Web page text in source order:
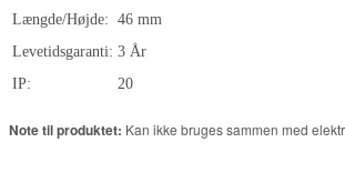
Længde/Højde: 46 mm
Levetidsgaranti: 3 År
IP:
20
Note til produktet: Kan ikke bruges sammen med